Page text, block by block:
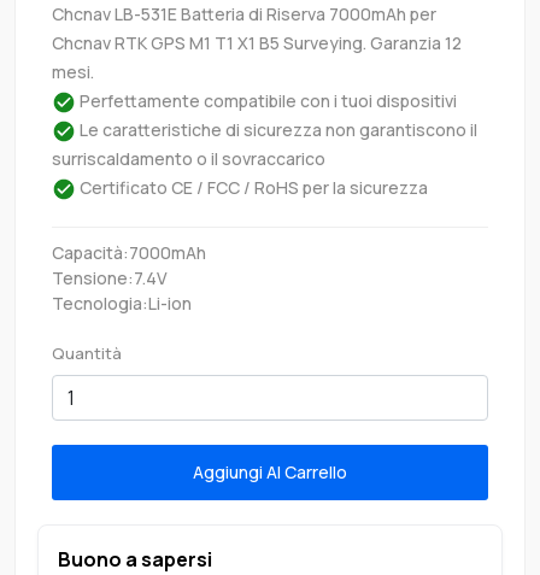
Chcnav LB-531E Batteria di Riserva 7000mAh per
Chcnav RTK GPS M1 T1 X1 B5 Surveying. Garanzia 12
mesi.
Perfettamente compatibile con i tuoi dispositivi
Le caratteristiche di sicurezza non garantiscono il
surriscaldamento o il sovraccarico
Certificato CE / FCC / RoHS per la sicurezza
Capacità:7000mAh
Tensione:7.4V
Tecnologia:Li-ion
Quantità
Aggiungi Al Carrello
Buono a sapersi